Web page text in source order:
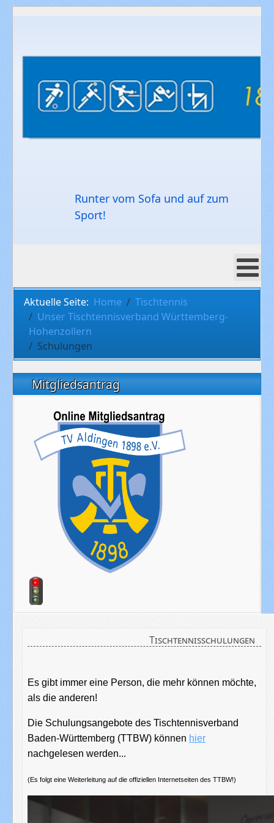
Runter vom Sofa und auf zum
Sport!
Aktuelle Seite: Home
Tischtennis
Unser Tischtennisverband Württemberg-
Hohenzollern
Schulungen
Mitgliedsantrag
Tischtennisschulungen
Es gibt immer eine Person, die mehr können möchte,
als die anderen!
Die Schulungsangebote des Tischtennisverband
Baden-Württemberg (TTBW) können hier
nachgelesen werden...
(Es folgt eine Weiterleitung auf die offiziellen Internetseiten des TTBW!)